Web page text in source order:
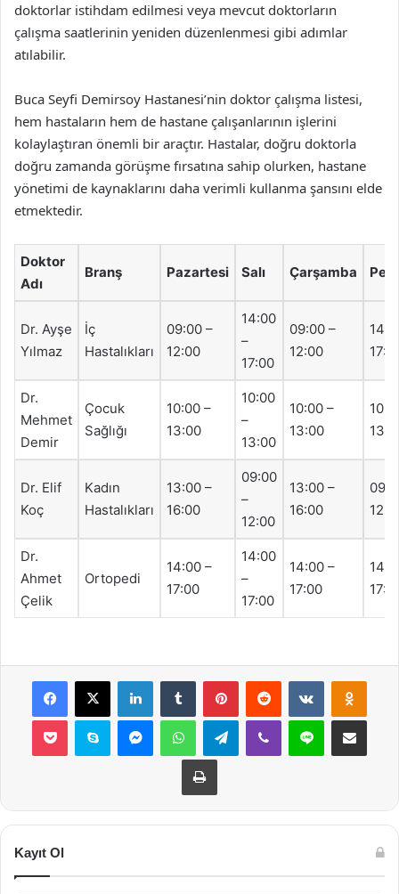
doktorlar istihdam edilmesi veya mevcut doktorların
çalışma saatlerinin yeniden düzenlenmesi gibi adımlar
atılabilir.
Buca Seyfi Demirsoy Hastanesi’nin doktor çalışma listesi,
hem hastaların hem de hastane çalışanlarının işlerini
kolaylaştıran önemli bir araçtır. Hastalar, doğru doktorla
doğru zamanda görüşme fırsatına sahip olurken, hastane
yönetimi de kaynaklarını daha verimli kullanma şansını elde
etmektedir.
Doktor
Adı
Branş Pazartesi Salı Çarşamba
Dr. Ayşe
Yılmaz
İç
Hastalıkları
09:00 –
12:00
14:00
–
17:00
09:00 –
12:00
Dr.
Mehmet
Demir
Çocuk
Sağlığı
10:00 –
13:00
10:00
–
13:00
10:00 –
13:00
Dr. Elif
Koç
Kadın
Hastalıkları
13:00 –
16:00
09:00
–
12:00
13:00 –
16:00
Dr.
Ahmet
Çelik
Ortopedi
14:00 –
17:00
14:00
–
17:00
14:00 –
17:00
Facebook
X LinkedInTumblr PinterestReddit VKontakte
Pocket Skype MessengerWhatsAppTelegramViber Line E-Posta ile
Yazdır
Kayıt Ol